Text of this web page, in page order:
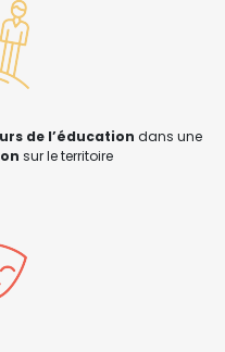
de l’éducation dans une
sur le territoire